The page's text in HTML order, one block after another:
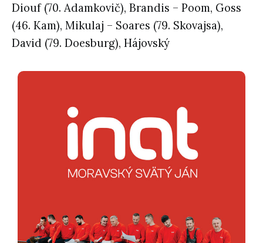
Diouf (70. Adamkovič), Brandis – Poom, Goss
(46. Kam), Mikulaj – Soares (79. Skovajsa),
David (79. Doesburg), Hájovský